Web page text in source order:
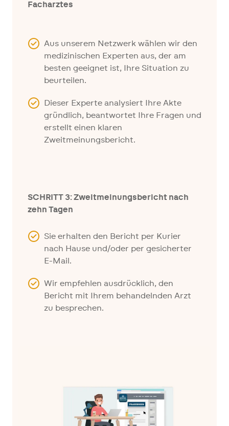
Facharztes
Aus unserem Netzwerk wählen wir den
medizinischen Experten aus, der am
besten geeignet ist, Ihre Situation zu
beurteilen.
Dieser Experte analysiert Ihre Akte
gründlich, beantwortet Ihre Fragen und
erstellt einen klaren
Zweitmeinungsbericht.
SCHRITT 3: Zweitmeinungsbericht nach
zehn Tagen
Sie erhalten den Bericht per Kurier
nach Hause und/oder per gesicherter
E-Mail.
Wir empfehlen ausdrücklich, den
Bericht mit Ihrem behandelnden Arzt
zu besprechen.